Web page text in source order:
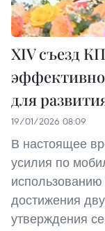
XIV съезд
эффективно
для
19/01/2026 08:09
В настоящее
усилия по
достижения
утверждения